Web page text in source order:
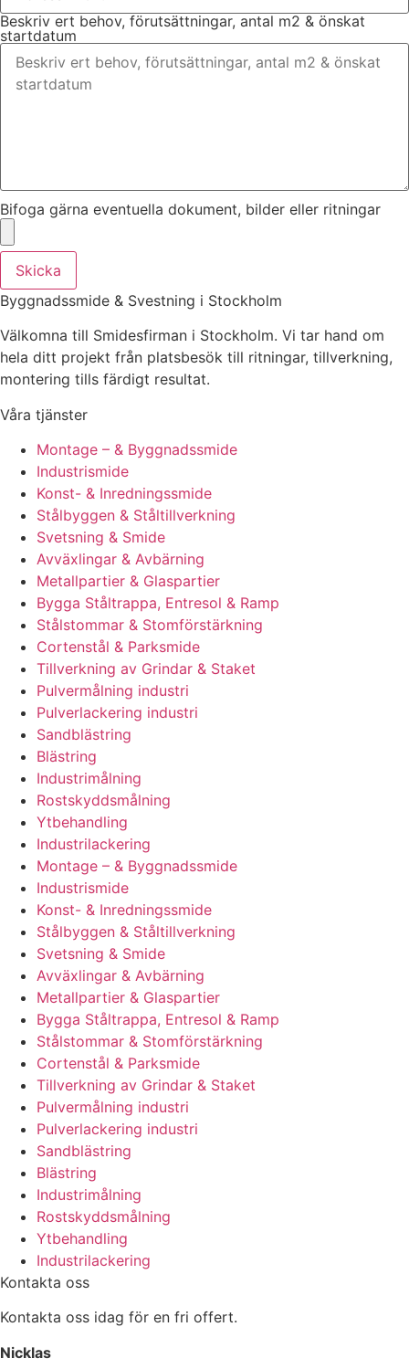
Beskriv ert behov, förutsättningar, antal m2 & önskat
startdatum
Bifoga gärna eventuella dokument, bilder eller ritningar
Skicka
Byggnadssmide & Svestning i Stockholm
Välkomna till Smidesfirman i Stockholm. Vi tar hand om
hela ditt projekt från platsbesök till ritningar, tillverkning,
montering tills färdigt resultat.
Våra tjänster
Montage – & Byggnadssmide
Industrismide
Konst- & Inredningssmide
Stålbyggen & Ståltillverkning
Svetsning & Smide
Avväxlingar & Avbärning
Metallpartier & Glaspartier
Bygga Ståltrappa, Entresol & Ramp
Stålstommar & Stomförstärkning
Cortenstål & Parksmide
Tillverkning av Grindar & Staket
Pulvermålning industri
Pulverlackering industri
Sandblästring
Blästring
Industrimålning
Rostskyddsmålning
Ytbehandling
Industrilackering
Montage – & Byggnadssmide
Industrismide
Konst- & Inredningssmide
Stålbyggen & Ståltillverkning
Svetsning & Smide
Avväxlingar & Avbärning
Metallpartier & Glaspartier
Bygga Ståltrappa, Entresol & Ramp
Stålstommar & Stomförstärkning
Cortenstål & Parksmide
Tillverkning av Grindar & Staket
Pulvermålning industri
Pulverlackering industri
Sandblästring
Blästring
Industrimålning
Rostskyddsmålning
Ytbehandling
Industrilackering
Kontakta oss
Kontakta oss idag för en fri offert.
Nicklas